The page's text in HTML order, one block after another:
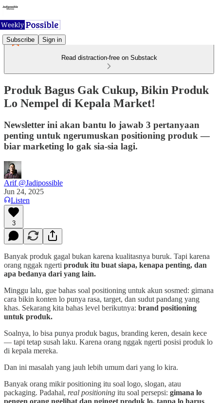
Subscribe Sign in
Read distraction-free on Substack
Produk Bagus Gak Cukup, Bikin Produk
Lo Nempel di Kepala Market!
Newsletter ini akan bantu lo jawab 3 pertanyaan
penting untuk ngerumuskan positioning produk —
biar marketing lo gak sia-sia lagi.
Arif @Jadipossible
Jun 24, 2025
Listen
3
Banyak produk gagal bukan karena kualitasnya buruk. Tapi karena
orang nggak ngerti produk itu buat siapa, kenapa penting, dan
apa bedanya dari yang lain.
Minggu lalu, gue bahas soal positioning untuk akun sosmed: gimana
cara bikin konten lo punya rasa, target, dan sudut pandang yang
khas. Sekarang kita bahas level berikutnya: brand positioning
untuk produk.
Soalnya, lo bisa punya produk bagus, branding keren, desain kece
— tapi tetap susah laku. Karena orang nggak ngerti posisi produk lo
di kepala mereka.
Dan ini masalah yang jauh lebih umum dari yang lo kira.
Banyak orang mikir positioning itu soal logo, slogan, atau
packaging. Padahal, real positioning itu soal persepsi: gimana lo
pengen orang ngelihat dan nginget produk lo, tanpa lo harus